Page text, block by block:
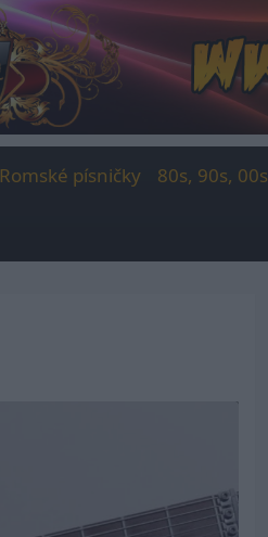
Romské písničky 80s, 90s, 00s